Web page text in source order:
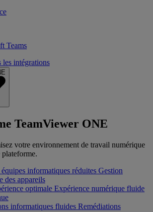
Teams
intégrations
TeamViewer ONE
votre environnement de travail numérique
plateforme.
informatiques réduites Gestion
des appareils
optimale Expérience numérique fluide
informatiques fluides Remédiations